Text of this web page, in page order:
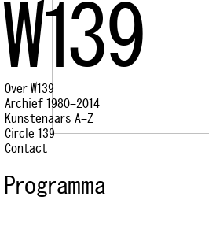
W139
Over W139
Archief 1980–2014
Kunstenaars A–Z
Circle 139
Contact
Programma